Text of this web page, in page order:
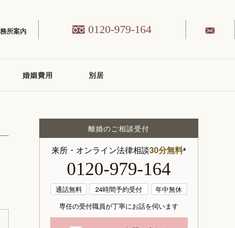
所案内 0120-979-164
婚姻費用 別居
離婚のご相談受付
来所・オンライン法律相談30分無料※
0120-979-164
通話無料 24時間予約受付
年中無休
専任の受付職員が丁寧にお話を伺います